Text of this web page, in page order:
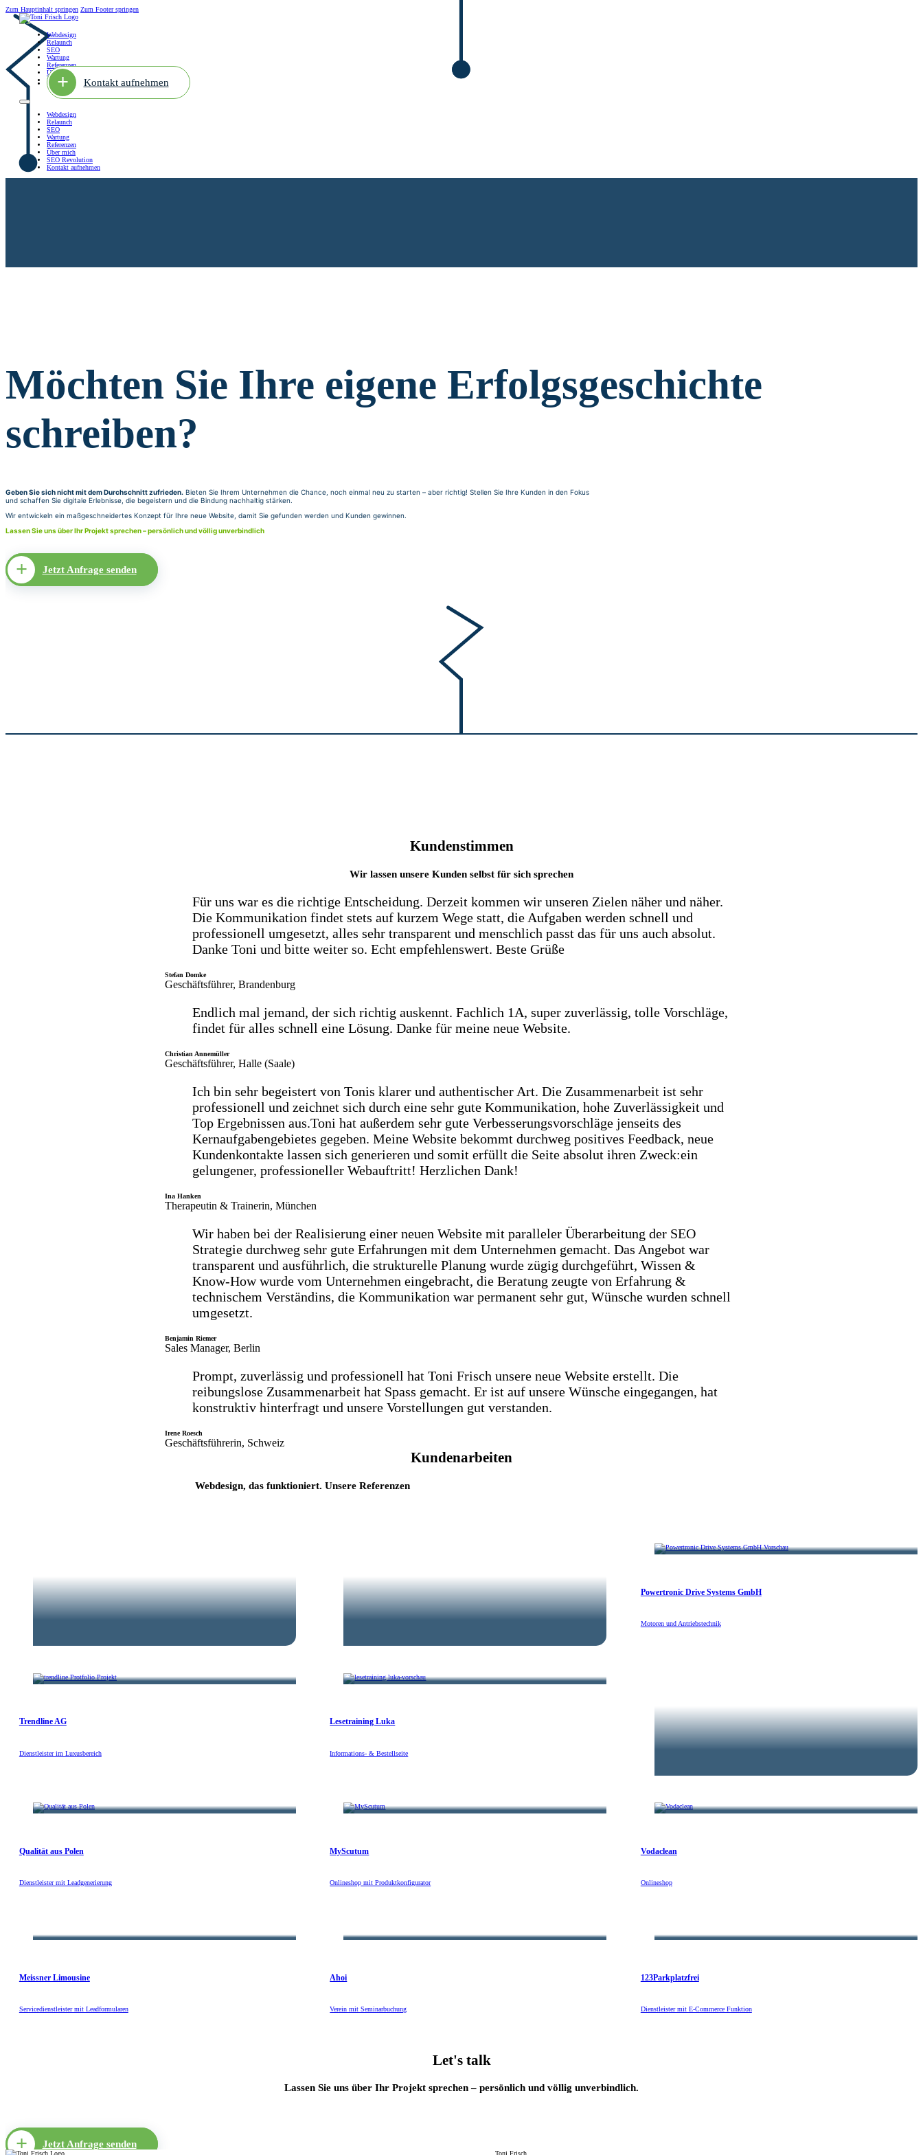
Zum Hauptinhalt springen Zum Footer springen
Webdesign
Relaunch
SEO
Wartung
Referenzen
Über mich
SEO RevolutionKontakt aufnehmen
Webdesign
Relaunch
SEO
Wartung
Referenzen
Über mich
SEO Revolution
Kontakt aufnehmen
Möchten Sie Ihre eigene Erfolgsgeschichte
schreiben?
Geben Sie sich nicht mit dem Durchschnitt zufrieden. Bieten Sie Ihrem Unternehmen die Chance, noch einmal neu zu starten – aber richtig! Stellen Sie Ihre Kunden in den Fokus
und schaffen Sie digitale Erlebnisse, die begeistern und die Bindung nachhaltig stärken.
Wir entwickeln ein maßgeschneidertes Konzept für Ihre neue Website, damit Sie gefunden werden und Kunden gewinnen.
Lassen Sie uns über Ihr Projekt sprechen – persönlich und völlig unverbindlich
Jetzt Anfrage senden
Kundenstimmen
Wir lassen unsere Kunden selbst für sich sprechen
Für uns war es die richtige Entscheidung. Derzeit kommen wir unseren Zielen näher und näher.
Die Kommunikation findet stets auf kurzem Wege statt, die Aufgaben werden schnell und
professionell umgesetzt, alles sehr transparent und menschlich passt das für uns auch absolut.
Danke Toni und bitte weiter so. Echt empfehlenswert. Beste Grüße
Stefan Domke
Geschäftsführer, Brandenburg
Endlich mal jemand, der sich richtig auskennt. Fachlich 1A, super zuverlässig, tolle Vorschläge,
findet für alles schnell eine Lösung. Danke für meine neue Website.
Christian Annemüller
Geschäftsführer, Halle (Saale)
Ich bin sehr begeistert von Tonis klarer und authentischer Art. Die Zusammenarbeit ist sehr
professionell und zeichnet sich durch eine sehr gute Kommunikation, hohe Zuverlässigkeit und
Top Ergebnissen aus.Toni hat außerdem sehr gute Verbesserungsvorschläge jenseits des
Kernaufgabengebietes gegeben. Meine Website bekommt durchweg positives Feedback, neue
Kundenkontakte lassen sich generieren und somit erfüllt die Seite absolut ihren Zweck:ein
gelungener, professioneller Webauftritt! Herzlichen Dank!
Ina Hanken
Therapeutin & Trainerin, München
Wir haben bei der Realisierung einer neuen Website mit paralleler Überarbeitung der SEO
Strategie durchweg sehr gute Erfahrungen mit dem Unternehmen gemacht. Das Angebot war
transparent und ausführlich, die strukturelle Planung wurde zügig durchgeführt, Wissen &
Know-How wurde vom Unternehmen eingebracht, die Beratung zeugte von Erfahrung &
technischem Verständins, die Kommunikation war permanent sehr gut, Wünsche wurden schnell
umgesetzt.
Benjamin Riemer
Sales Manager, Berlin
Prompt, zuverlässig und professionell hat Toni Frisch unsere neue Website erstellt. Die
reibungslose Zusammenarbeit hat Spass gemacht. Er ist auf unsere Wünsche eingegangen, hat
konstruktiv hinterfragt und unsere Vorstellungen gut verstanden.
Irene Roesch
Geschäftsführerin, Schweiz
Kundenarbeiten
Webdesign, das funktioniert. Unsere Referenzen
Powertronic Drive Systems GmbH
Motoren und Antriebstechnik
Trendline AG
Dienstleister im Luxusbereich
Lesetraining Luka
Informations- & Bestellseite
Qualität aus Polen
Dienstleister mit Leadgenerierung
MyScutum
Onlineshop mit Produktkonfigurator
Vodaclean
Onlineshop
Meissner Limousine
Servicedienstleister mit Leadformularen
Ahoi
Verein mit Seminarbuchung
123Parkplatzfrei
Dienstleister mit E-Commerce Funktion
Let's talk
Lassen Sie uns über Ihr Projekt sprechen – persönlich und völlig unverbindlich.
Jetzt Anfrage senden
Toni Frisch